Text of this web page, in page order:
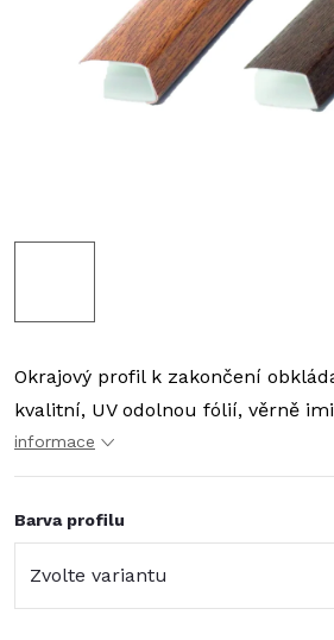
Okrajový profil k zakončení
kvalitní, UV odolnou fólií, věrně
informace
Barva profilu